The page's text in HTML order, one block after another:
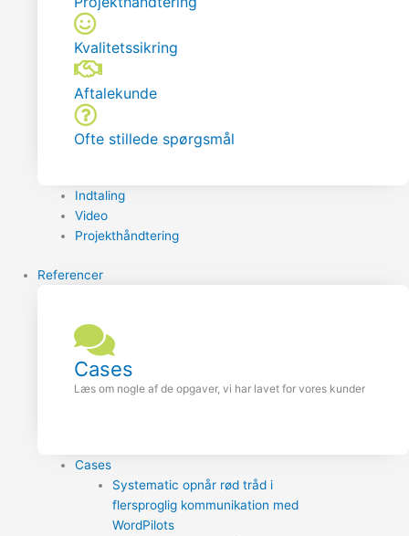
Kvalitetssikring
Aftalekunde
Ofte stillede spørgsmål
Indtaling
Video
Projekthåndtering
Referencer
Cases
Læs om nogle af de opgaver, vi har lavet for vores kunder
Cases
Systematic opnår rød tråd i
flersproglig kommunikation med
WordPilots